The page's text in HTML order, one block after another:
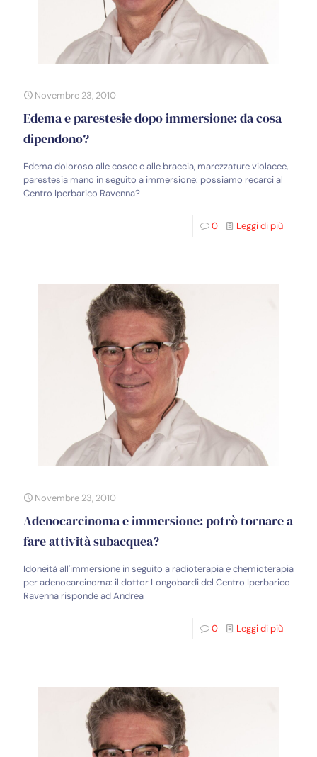
Novembre 23, 2010
Edema e parestesie dopo immersione: da cosa
dipendono?
Edema doloroso alle cosce e alle braccia, marezzature violacee,
parestesia mano in seguito a immersione: possiamo recarci al
Centro Iperbarico Ravenna?
0 Leggi di più
Novembre 23, 2010
Adenocarcinoma e immersione: potrò tornare a
fare attività subacquea?
Idoneità all'immersione in seguito a radioterapia e chemioterapia
per adenocarcinoma: il dottor Longobardi del Centro Iperbarico
Ravenna risponde ad Andrea
0 Leggi di più